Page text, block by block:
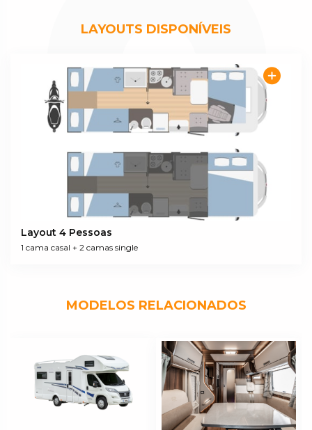
Radio on request
DIMENSIONS AND WEIGHTS
Maximum outside height - inside height (mm) 3080 -
1995
Thickness of floor - walls - roof (mm) 56 - 30 - 30
Certified seats 4
Declared weight in running order (kg)*** 3141
Maximum overall weight (kg)*** 3500
Berths 4
Overcab double bed 1400 x 2110
n.1: 800 x 1935
n.1: 800 x 2100
Rear double bed with extension: 1400 x 2200
TANKS
Drinking water (inside)*** 20 + 65 l.
EQUIPMENT
Cabin swivel seats
Fridge 153 l.
Extractor hood
Nr. burners hob 3
Oven on request
Driver's cabin blackout blind on request
Entrance door with fly screen
LAYOUTS DISPONÍVEIS
Layout 4 Pessoas
1 cama casal + 2 camas single
MODELOS RELACIONADOS